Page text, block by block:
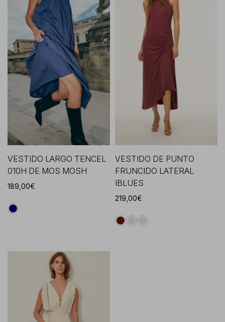
VESTIDO LARGO TENCEL
010H DE MOS MOSH
189,00€
VESTIDO DE PUNTO
FRUNCIDO LATERAL
IBLUES
219,00€